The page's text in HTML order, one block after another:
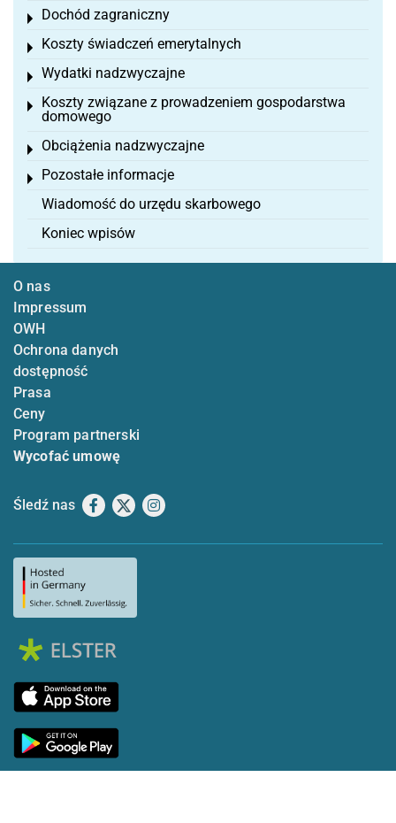
Dochód zagraniczny
Toggle menu
Koszty świadczeń emerytalnych
Toggle menu
Wydatki nadzwyczajne
Toggle menu
Koszty związane z prowadzeniem gospodarstwa
domowego
Toggle menu
Obciążenia nadzwyczajne
Toggle menu
Pozostałe informacje
Toggle menu
Wiadomość do urzędu skarbowego
Koniec wpisów
O nas
Impressum
OWH
Ochrona danych
dostępność
Prasa
Ceny
Program partnerski
Wycofać umowę
Śledź nas Facebook
X Instagram